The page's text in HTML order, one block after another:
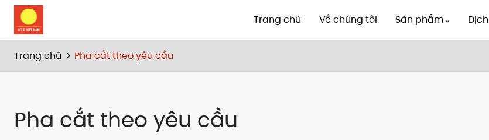
Trang chủ Về chúng tôi Sản phẩm
Trang chủ Pha cắt theo yêu cầu
Pha cắt theo yêu cầu